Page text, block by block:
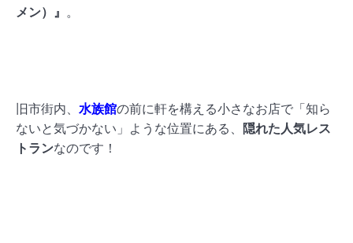
メン）』
。
旧市街内、 水族館の前に軒を構える小さなお店で「知ら
ないと気づかない」ような位置にある、
隠れた人気レス
トランなのです！